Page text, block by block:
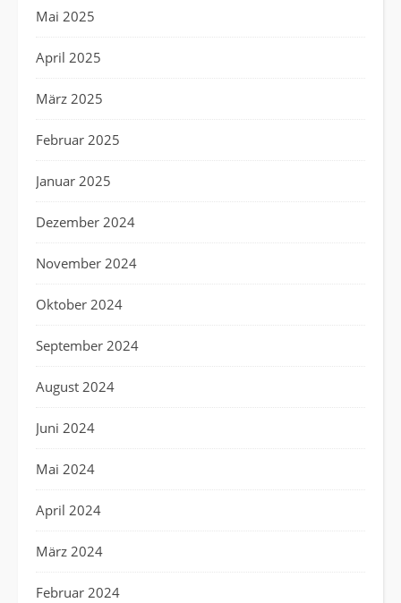
Mai 2025
April 2025
März 2025
Februar 2025
Januar 2025
Dezember 2024
November 2024
Oktober 2024
September 2024
August 2024
Juni 2024
Mai 2024
April 2024
März 2024
Februar 2024